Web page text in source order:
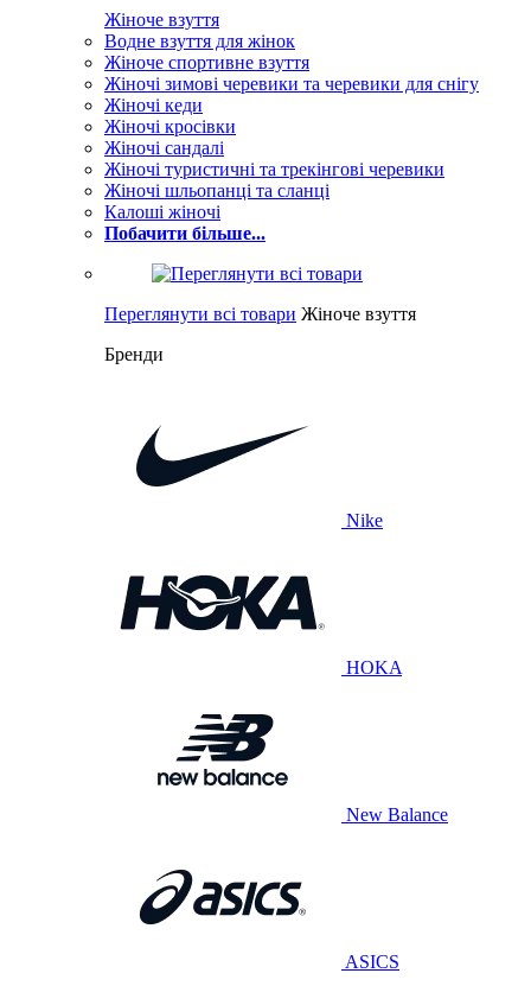
Жіноче взуття
Водне взуття для жінок
Жіноче спортивне взуття
Жіночі зимові черевики та черевики для снігу
Жіночі кеди
Жіночі кросівки
Жіночі сандалі
Жіночі туристичні та трекінгові черевики
Жіночі шльопанці та сланці
Калоші жіночі
Побачити більше...
Переглянути всі товари Жіноче взуття
Бренди
Nike
HOKA
New Balance
ASICS